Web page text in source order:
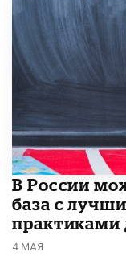
В России
база с
практиками
4 МАЯ